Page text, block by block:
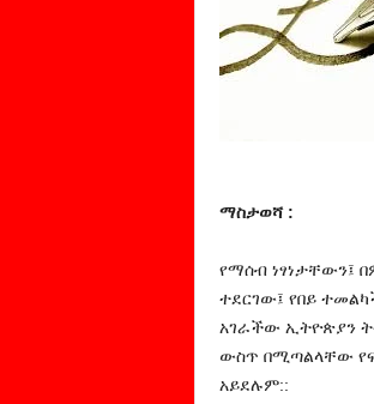
ማስታወሻ :
የማሰብ ነፃነታቸውን፤
ተደርገው፤ የበይ
አገራችው ኢትዮጵያን
ውስጥ በሚጣልላቸው
አይደሉም::